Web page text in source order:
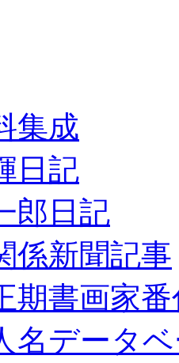
集成
日記
郎日記
係新聞記事
期書画家
名データ